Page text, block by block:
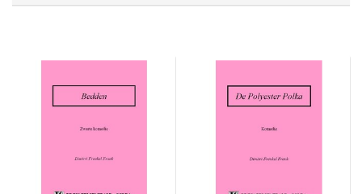
JEUGDTONEEL
HANDBOEKEN
THEATERBOEKEN